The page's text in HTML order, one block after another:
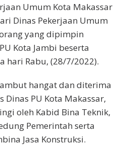
Umum Kota Makassar
Dinas Pekerjaan Umum
yang dipimpin
Kota Jambi beserta
hari Rabu, (28/7/2022).
hangat dan diterima
Dinas PU Kota Makassar,
oleh Kabid Bina Teknik,
Pemerintah serta
Jasa Konstruksi.